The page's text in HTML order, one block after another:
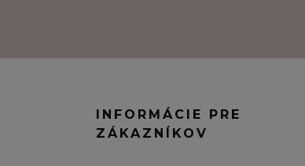
INFORMÁCIE PRE
ZÁKAZNÍKOV